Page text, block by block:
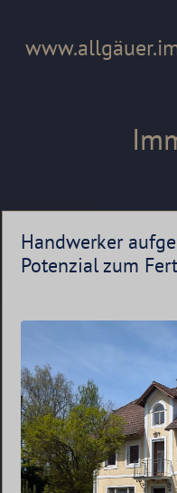
Handwerker
Potenzial zum